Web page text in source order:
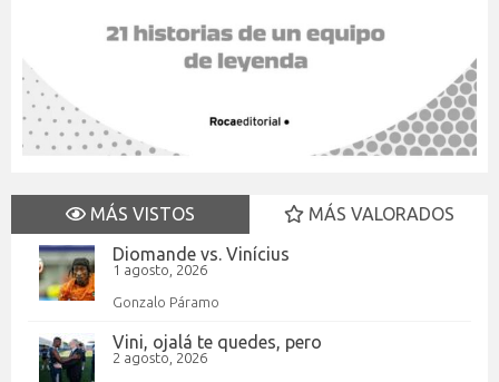
MÁS VISTOS
MÁS VALORADOS
Diomande vs. Vinícius
1 agosto, 2026
Gonzalo Páramo
Vini, ojalá te quedes, pero
2 agosto, 2026